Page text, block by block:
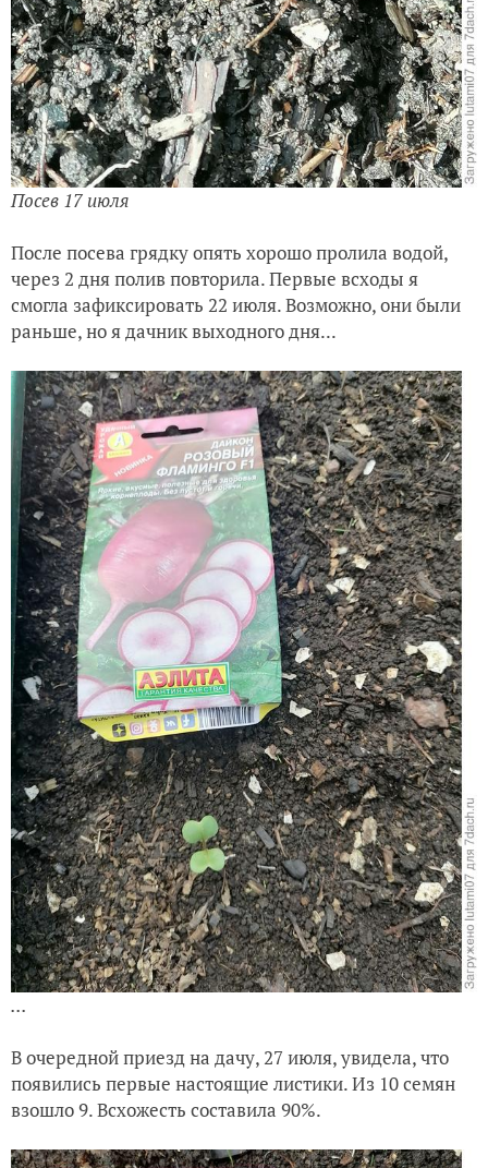
Посев 17 июля
После посева грядку опять хорошо пролила водой,
через 2 дня полив повторила. Первые всходы я
смогла зафиксировать 22 июля. Возможно, они были
раньше, но я дачник выходного дня...
...
В очередной приезд на дачу, 27 июля, увидела, что
появились первые настоящие листики. Из 10 семян
взошло 9. Всхожесть составила 90%.